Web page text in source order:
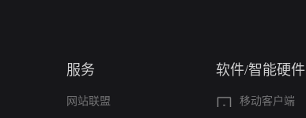
服务
网站联盟
软件/智能硬件
移动客户端